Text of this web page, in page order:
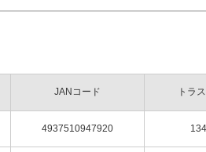
JANコード トラ
4937510947920